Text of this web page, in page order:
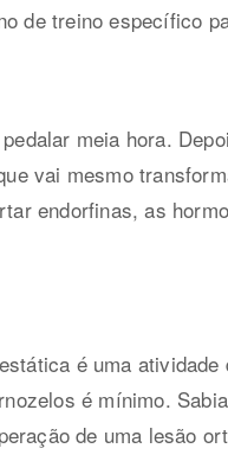
de treino específico
meia hora.
vai mesmo
endorfinas, as
é uma
é mínimo.
de uma lesão